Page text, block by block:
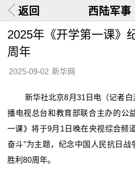
返回 西陆军事
2025年《开学第一课》
周年
2025-09-02 新华网
新华社北京8月31日电（记者
播电视总台和教育部联合主办的公
一课》将于9月1日晚在央视综合频
奋斗”为主题，纪念中国人民抗日战
胜利80周年。